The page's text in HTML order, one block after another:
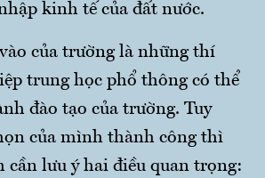
kinh tế của đất nước.
của trường là những thí
trung học phổ thông có thể
đào tạo của trường. Tuy
của mình thành công thì
cần lưu ý hai điều quan trọng: